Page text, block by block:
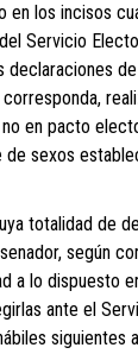
en los incisos
Servicio
declaraciones
en pacto
sexos
totalidad de
según
a lo dispuesto
ante el
siguientes